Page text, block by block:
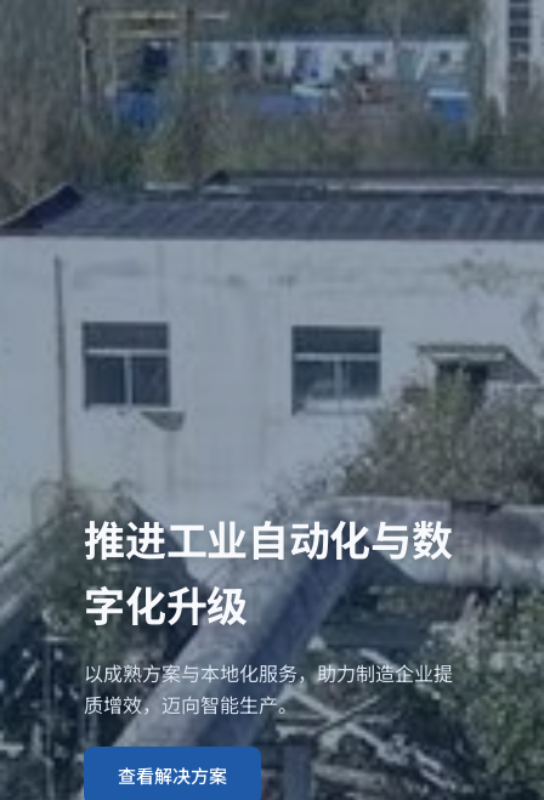
推进工业自动化与数
字化升级
以成熟方案与本地化服务，助力制造企业提
质增效，迈向智能生产。
查看解决方案